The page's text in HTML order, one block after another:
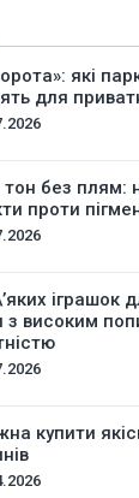
які
для
тон без плям:
проти
іграшок
з високим
купити